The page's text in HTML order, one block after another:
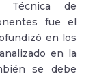
Técnica de
fue el
en los
en la
se debe